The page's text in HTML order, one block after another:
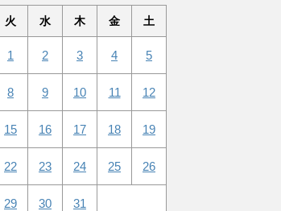
火 水 木 金 土
1 2 3 4 5
8 9 10 11 12
15 16 17 18 19
22 23 24 25 26
29 30
31